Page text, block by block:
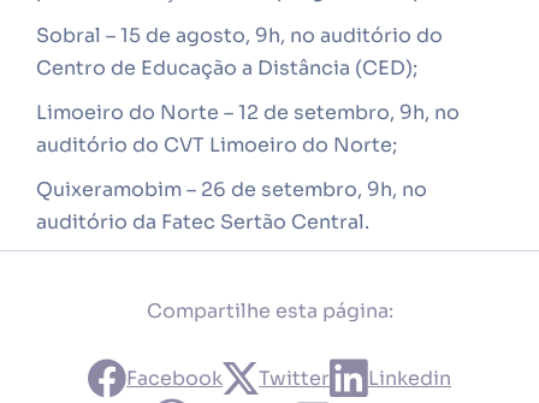
Sobral – 15 de agosto, 9h, no auditório do
Centro de Educação a Distância (CED);
Limoeiro do Norte – 12 de setembro, 9h, no
auditório do CVT Limoeiro do Norte;
Quixeramobim – 26 de setembro, 9h, no
auditório da Fatec Sertão Central.
Compartilhe esta página:
Facebook Twitter
Linkedin